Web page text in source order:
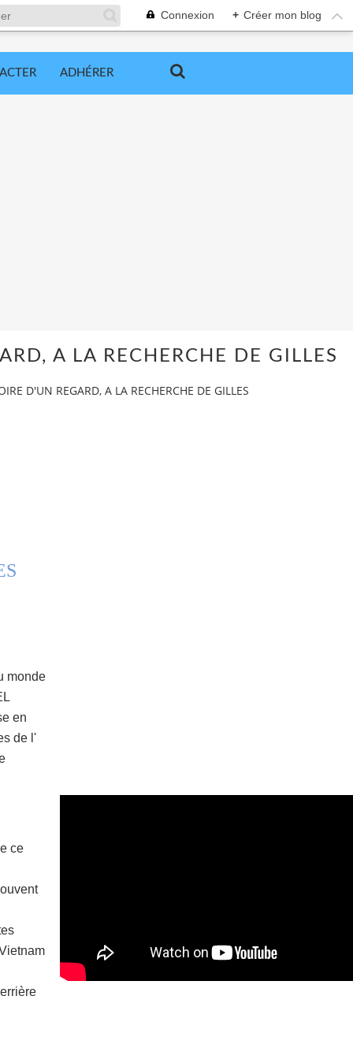
Connexion + Créer mon blog
ADHÉRER
A LA RECHERCHE DE GILLES
D'UN REGARD, A LA RECHERCHE DE GILLES
monde
en
de l'
ce